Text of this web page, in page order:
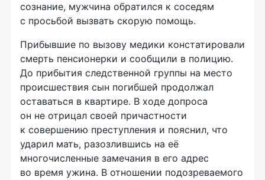
сознание, мужчина обратился к соседям
с просьбой вызвать скорую помощь.
Прибывшие по вызову медики констатировали
смерть пенсионерки и сообщили в полицию.
До прибытия следственной группы на место
происшествия сын погибшей продолжал
оставаться в квартире. В ходе допроса
он не отрицал своей причастности
к совершению преступления и пояснил, что
ударил мать, разозлившись на её
многочисленные замечания в его адрес
во время ужина. В отношении подозреваемого